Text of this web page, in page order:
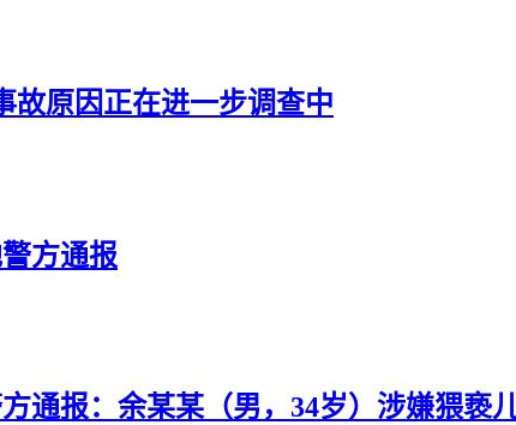
故原因正在进一步调查中
方通报
通报：余某某（男，34岁）涉嫌猥亵